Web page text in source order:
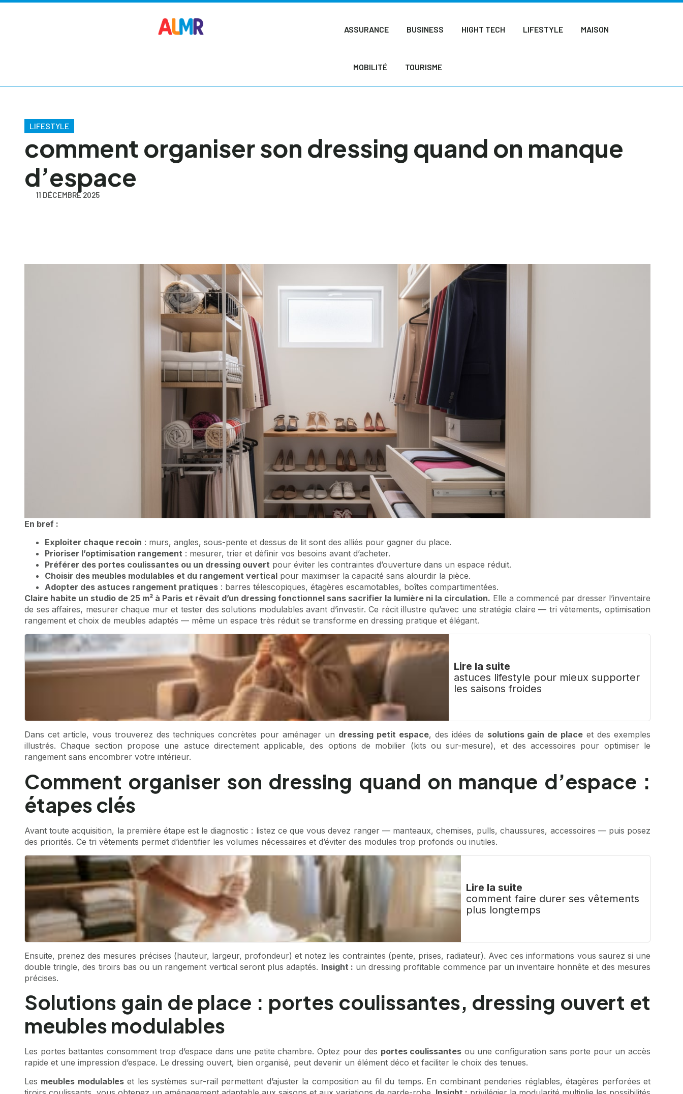
ASSURANCE BUSINESS HIGHT TECH LIFESTYLE MAISON
MOBILITÉ TOURISME
LIFESTYLE
comment organiser son dressing quand on manque
d’espace
11 DÉCEMBRE 2025
En bref :
Exploiter chaque recoin : murs, angles, sous-pente et dessus de lit sont des alliés pour gagner du place.
Prioriser l’optimisation rangement : mesurer, trier et définir vos besoins avant d’acheter.
Préférer des portes coulissantes ou un dressing ouvert pour éviter les contraintes d’ouverture dans un espace réduit.
Choisir des meubles modulables et du rangement vertical pour maximiser la capacité sans alourdir la pièce.
Adopter des astuces rangement pratiques : barres télescopiques, étagères escamotables, boîtes compartimentées.
Claire habite un studio de 25 m² à Paris et rêvait d’un dressing fonctionnel sans sacrifier la lumière ni la circulation. Elle a commencé par dresser l’inventaire
de ses affaires, mesurer chaque mur et tester des solutions modulables avant d’investir. Ce récit illustre qu’avec une stratégie claire — tri vêtements, optimisation
rangement et choix de meubles adaptés — même un espace très réduit se transforme en dressing pratique et élégant.
Lire la suite
astuces lifestyle pour mieux supporter
les saisons froides
Dans cet article, vous trouverez des techniques concrètes pour aménager un dressing petit espace, des idées de solutions gain de place et des exemples
illustrés. Chaque section propose une astuce directement applicable, des options de mobilier (kits ou sur-mesure), et des accessoires pour optimiser le
rangement sans encombrer votre intérieur.
Comment organiser son dressing quand on manque d’espace :
étapes clés
Avant toute acquisition, la première étape est le diagnostic : listez ce que vous devez ranger — manteaux, chemises, pulls, chaussures, accessoires — puis posez
des priorités. Ce tri vêtements permet d’identifier les volumes nécessaires et d’éviter des modules trop profonds ou inutiles.
Lire la suite
comment faire durer ses vêtements
plus longtemps
Ensuite, prenez des mesures précises (hauteur, largeur, profondeur) et notez les contraintes (pente, prises, radiateur). Avec ces informations vous saurez si une
double tringle, des tiroirs bas ou un rangement vertical seront plus adaptés. Insight : un dressing profitable commence par un inventaire honnête et des mesures
précises.
Solutions gain de place : portes coulissantes, dressing ouvert et
meubles modulables
Les portes battantes consomment trop d’espace dans une petite chambre. Optez pour des portes coulissantes ou une configuration sans porte pour un accès
rapide et une impression d’espace. Le dressing ouvert, bien organisé, peut devenir un élément déco et faciliter le choix des tenues.
Les meubles modulableset les systèmes sur-rail permettent d’ajuster la composition au fil du temps. En combinant penderies réglables, étagères perforées et